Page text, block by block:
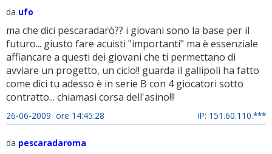
da ufo
ma che dici pescaradarò?? i giovani sono la base per il
futuro... giusto fare acuisti "importanti" ma è essenziale
affiancare a questi dei giovani che ti permettano di
avviare un progetto, un ciclo!! guarda il gallipoli ha fatto
come dici tu adesso è in serie B con 4 giocatori sotto
contratto... chiamasi corsa dell'asino!!!
26-06-2009 ore 14:45:28 IP: 151.60.110.***
da pescaradaroma